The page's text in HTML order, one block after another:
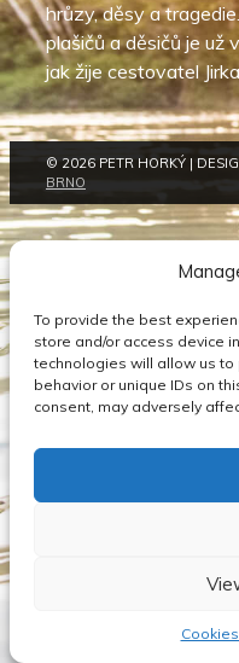
To provide the best
store and/or access device
technologies will allow us
behavior or unique IDs on
consent, may adversely
hrůzy, děsy a
plašičů a děsičů je už
jak žije cestovatel
© 2026 PETR HORKÝ |
BRNO